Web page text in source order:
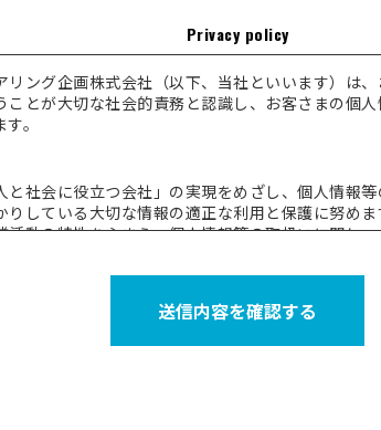
Privacy policy
リング企画株式会社（以下、当社といいます）は
ことが大切な社会的責務と認識し、お客さまの個
。
と社会に役立つ会社」の実現をめざし、個人情報
りしている大切な情報の適正な利用と保護に努めま
活動の特性をふまえ、個人情報等の取扱いに関し
さまからの個人情報の取扱いに関するお問い合わせ
人情報の保護に関する法律」等の関係法令等を遵守
送信内容を確認する